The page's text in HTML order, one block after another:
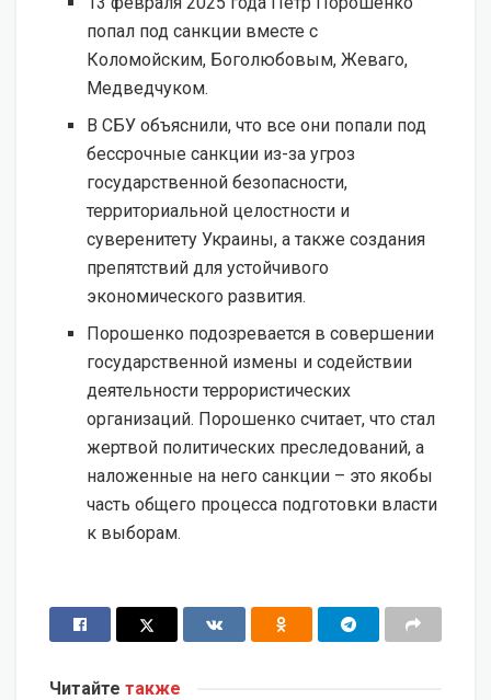
попал под санкции вместе с
Коломойским, Боголюбовым, Жеваго,
Медведчуком.
В СБУ объяснили, что все они попали под
бессрочные санкции из-за угроз
государственной безопасности,
территориальной целостности и
суверенитету Украины, а также создания
препятствий для устойчивого
экономического развития.
Порошенко подозревается в совершении
государственной измены и содействии
деятельности террористических
организаций. Порошенко считает, что стал
жертвой политических преследований, а
наложенные на него санкции – это якобы
часть общего процесса подготовки власти
к выборам.
Читайте также